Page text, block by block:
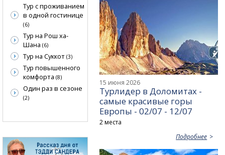
15 июня 2026
Турлидер в Доломитах -
самые красивые горы
Европы - 02/07 - 12/07
2 места
Подробнее
Тур с проживанием
в одной гостинице
(6)
Тур на Рош ха-
Шана (6)
Тур на Суккот (3)
Тур повышенного
комфорта (8)
Один раз в сезоне
(2)